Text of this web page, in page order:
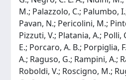
M.; Palazzolo, C.; Palumbo,
Pavan, N.; Pericolini, M.;
Pizzuti, V.; Platania, A.; Polli,
E.; Porcaro, A. B.; Porpiglia,
A.; Raguso, G.; Rampini, A.;
Roboldi, V.; Roscigno, M.;